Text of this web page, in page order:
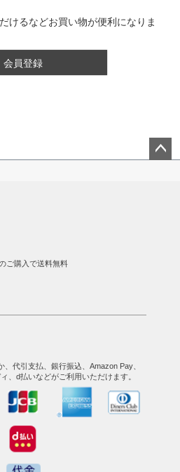
けるなどお買い物が便利になりま
会員登録
ご購入で送料無料
代引支払、銀行振込、Amazon Pay、
、d払いなどがご利用いただけます。